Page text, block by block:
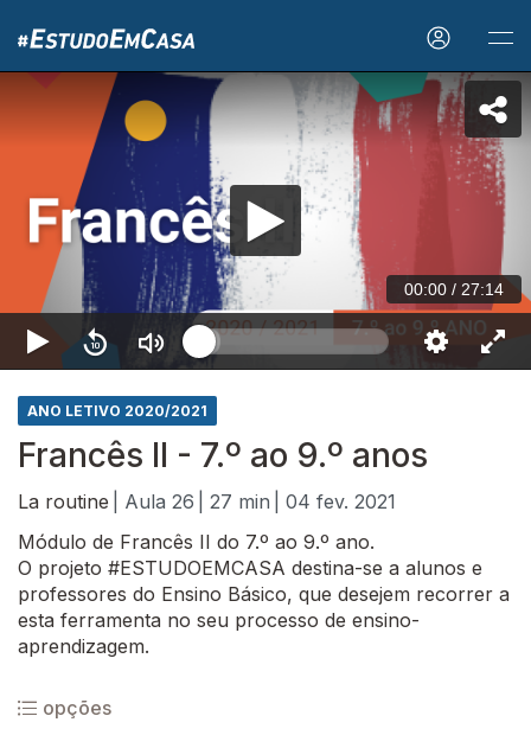
00:00 / 27:14
ANO LETIVO 2020/2021
Francês II - 7.º ao 9.º anos
La routine | Aula 26 | 27 min
| 04 fev. 2021
Módulo de Francês II do 7.º ao 9.º ano.
O projeto #ESTUDOEMCASA destina-se a alunos e
professores do Ensino Básico, que desejem recorrer a
esta ferramenta no seu processo de ensino-
aprendizagem.
opções